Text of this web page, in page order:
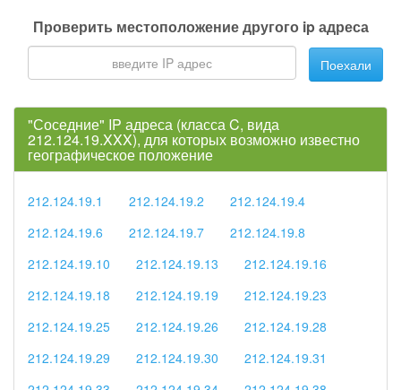
Проверить местоположение другого ip адреса
Поехали
"Соседние" IP адреса (класса C, вида
212.124.19.XXX), для которых возможно известно
географическое положение
212.124.19.1 212.124.19.2
212.124.19.4
212.124.19.6
212.124.19.7
212.124.19.8
212.124.19.10
212.124.19.13
212.124.19.16
212.124.19.18
212.124.19.19
212.124.19.23
212.124.19.25
212.124.19.26
212.124.19.28
212.124.19.29
212.124.19.30
212.124.19.31